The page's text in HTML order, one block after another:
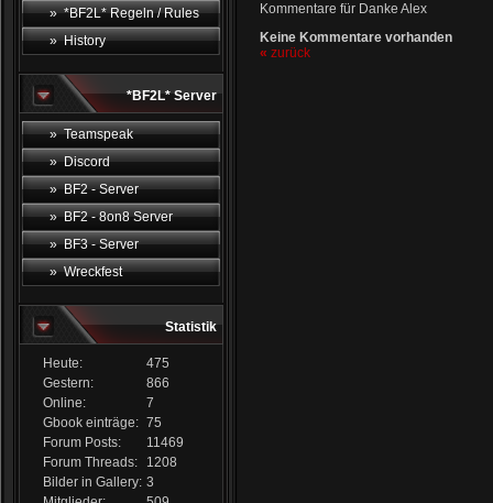
» *BF2L* Regeln / Rules
» History
*BF2L* Server
» Teamspeak
» Discord
» BF2 - Server
» BF2 - 8on8 Server
» BF3 - Server
» Wreckfest
Statistik
Heute:
475
Gestern:
866
Online:
7
Gbook einträge: 75
Forum Posts:
11469
Forum Threads:
1208
Bilder in Gallery: 3
Kommentare für Danke Alex
Keine Kommentare vorhanden
« zurück